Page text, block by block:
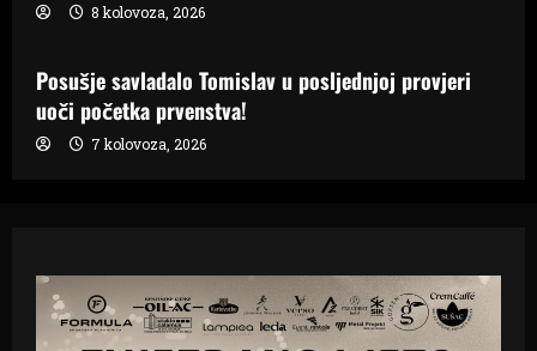
8 kolovoza, 2026
Samo Hercegovina
Posušje savladalo Tomislav u posljednjoj provjeri
uoči početka prvenstva!
7 kolovoza, 2026